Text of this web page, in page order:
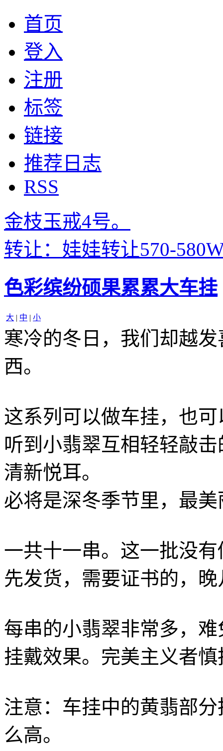
首页
登入
注册
标签
链接
推荐日志
RSS
金枝玉戒4号。
转让：娃娃转让570-
色彩缤纷硕果累累大车挂
大 | 中 | 小
寒冷的冬日，我们却越
西。
这系列可以做车挂，也
听到小翡翠互相轻轻敲
清新悦耳。
必将是深冬季节里，最
一共十一串。这一批没
先发货，需要证书的，
每串的小翡翠非常多，
挂戴效果。完美主义者慎
注意：车挂中的黄翡部
么高。